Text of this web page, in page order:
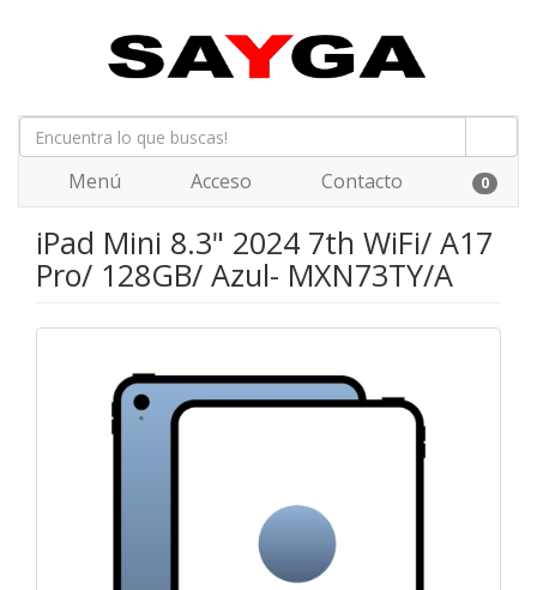
Menú Acceso Contacto 0
iPad Mini 8.3" 2024 7th WiFi/ A17
Pro/ 128GB/ Azul- MXN73TY/A